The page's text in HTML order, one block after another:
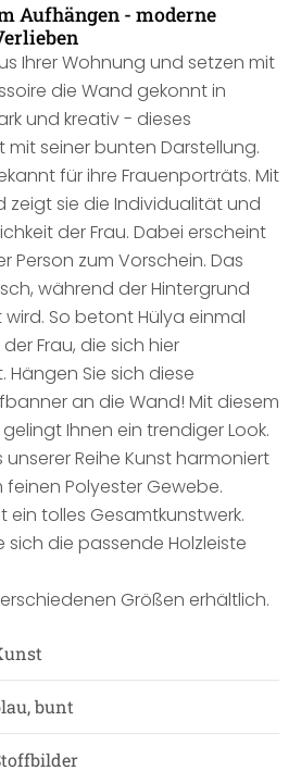
Aufhängen - moderne
Ihrer Wohnung und setzen mit
die Wand gekonnt in
und kreativ - dieses
mit seiner bunten Darstellung.
für ihre Frauenporträts. Mit
zeigt sie die Individualität und
der Frau. Dabei erscheint
Person zum Vorschein. Das
während der Hintergrund
So betont Hülya einmal
Frau, die sich hier
Sie sich diese
an die Wand! Mit diesem
Ihnen ein trendiger Look.
Reihe Kunst harmoniert
Polyester Gewebe.
ein tolles Gesamtkunstwerk.
sich die passende Holzleiste
Größen erhältlich.
bunt